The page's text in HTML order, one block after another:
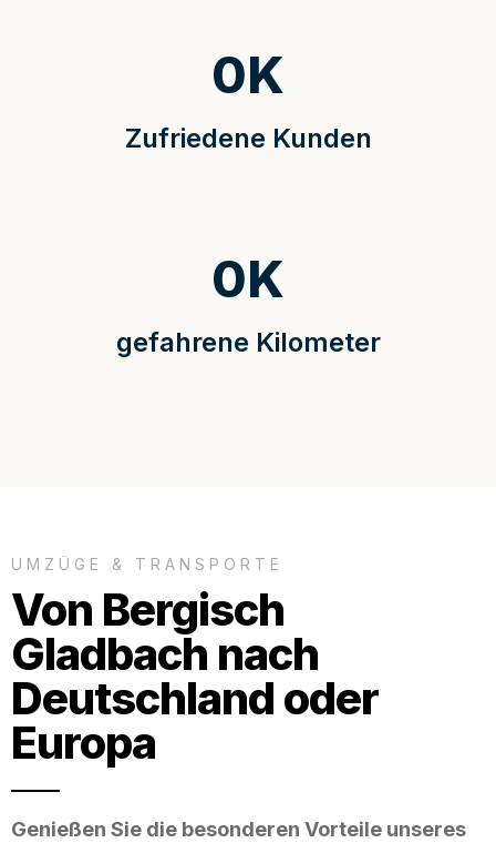
Zufriedene Kunden
0K
gefahrene Kilometer
0K
UMZÜGE & TRANSPORTE
Von Bergisch
Gladbach nach
Deutschland oder
Europa
Genießen Sie die besonderen Vorteile unseres